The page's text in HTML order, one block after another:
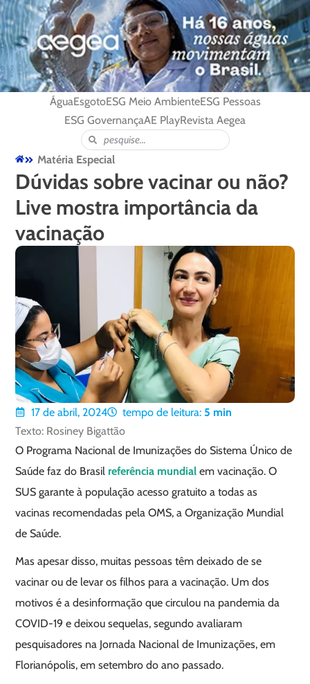
ÁguaEsgotoESG Meio AmbienteESG Pessoas
ESG GovernançaAE PlayRevista Aegea
Matéria Especial
Dúvidas sobre vacinar ou não?
Live mostra importância da
vacinação
17 de abril, 2024 tempo de leitura: 5 min
Texto: Rosiney Bigattão
O Programa Nacional de Imunizações do Sistema Único de
Saúde faz do Brasil referência mundial em vacinação. O
SUS garante à população acesso gratuito a todas as
vacinas recomendadas pela OMS, a Organização Mundial
de Saúde.
Mas apesar disso, muitas pessoas têm deixado de se
vacinar ou de levar os filhos para a vacinação. Um dos
motivos é a desinformação que circulou na pandemia da
COVID-19 e deixou sequelas, segundo avaliaram
pesquisadores na Jornada Nacional de Imunizações, em
Florianópolis, em setembro do ano passado.